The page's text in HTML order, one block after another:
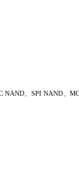
、SPI NAND、